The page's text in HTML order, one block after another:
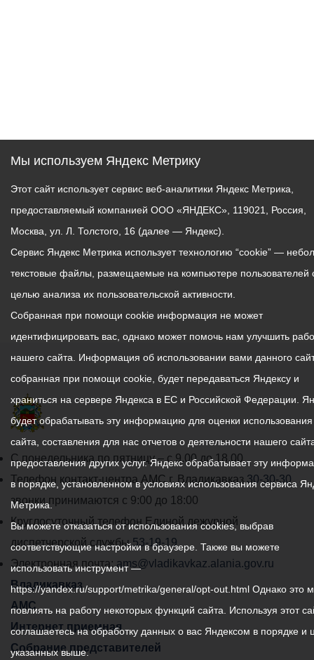
График
работы
администрации
местного
самоуправления
города
Владикавказ:
С понедельника по пятницу – с 9.00 до 18.00
Телефон контакт-центра АМС г. Владикавказ 30-30-30
звонки принимаются с 9:00 до 18:00
Круглосуточный телефон Единой дежурной
диспетчерской службы53-19-19
Электронная почта: ams@vladikavkaz.alania.gov.ru
Владикавказ
АМС
Интернет приемная
Собрание представителей
Мы используем Яндекс Метрику
Этот сайт использует сервис веб-аналитики Яндекс Метрика,
предоставляемый компанией ООО «ЯНДЕКС», 119021, Россия,
Москва, ул. Л. Толстого, 16 (далее — Яндекс).
Сервис Яндекс Метрика использует технологию “cookie” —
текстовые файлы, размещаемые на компьютере пользователей
целью анализа их пользовательской активности.
Собранная при помощи cookie информация не может
идентифицировать вас, однако может помочь нам улучшить
нашего сайта. Информация об использовании вами данного
собранная при помощи cookie, будет передаваться Яндексу и
храниться на сервере Яндекса в ЕС и Российской Федерации.
будет обрабатывать эту информацию для оценки
сайта, составления для нас отчетов о деятельности нашего
предоставления других услуг. Яндекс обрабатывает эту
в порядке, установленном в условиях использования сервиса
Метрика.
Вы можете отказаться от использования cookies, выбрав
соответствующие настройки в браузере. Также вы можете
использовать инструмент —
https://yandex.ru/support/metrika/general/opt-out.html Однако это
повлиять на работу некоторых функций сайта. Используя этот
соглашаетесь на обработку данных о вас Яндексом в порядке и
указанных выше.